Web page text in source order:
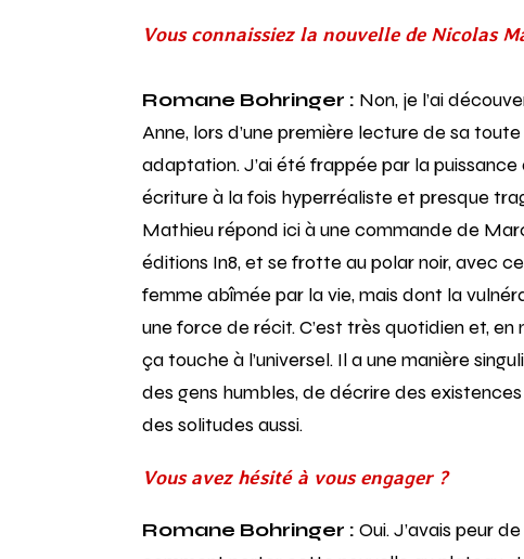
Vous connaissiez la nouvelle de Nicolas
Romane Bohringer : Non, je l’ai
Anne, lors d’une première lecture de sa
adaptation. J’ai été frappée par la
écriture à la fois hyperréaliste et presque
Mathieu répond ici à une commande de
éditions In8, et se frotte au polar noir, avec
femme abîmée par la vie, mais dont la
une force de récit. C’est très quotidien et, en
ça touche à l’universel. Il a une manière
des gens humbles, de décrire des
des solitudes aussi.
Vous avez hésité à vous engager ?
Romane Bohringer : Oui. J’avais peur